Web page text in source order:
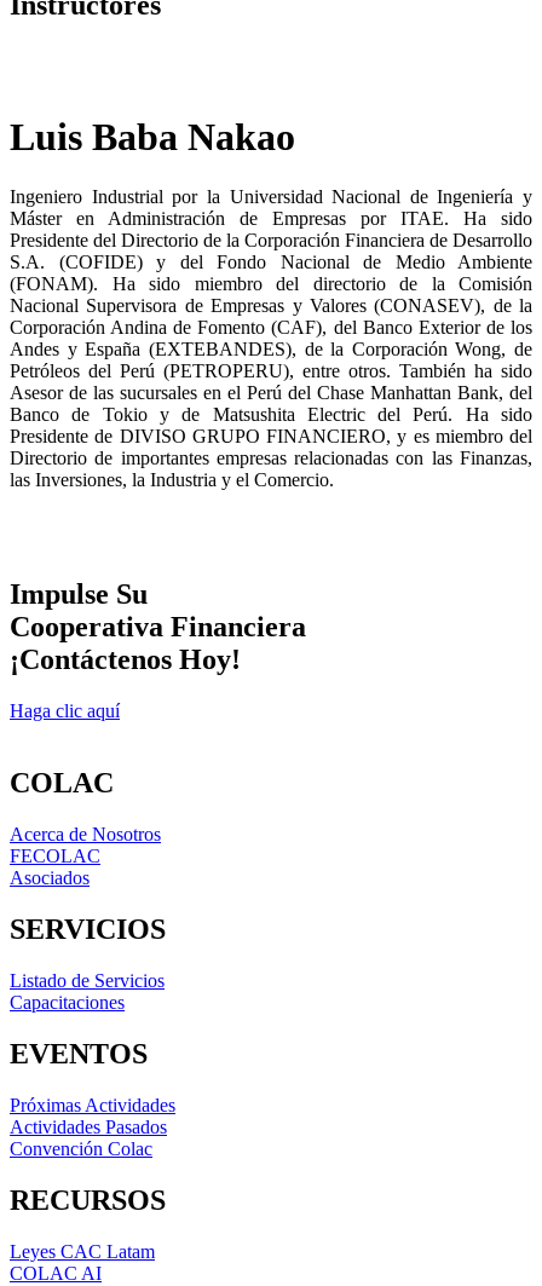
Luis Baba Nakao
Ingeniero Industrial por la Universidad Nacional de Ingeniería y
Máster en Administración de Empresas por ITAE. Ha sido
Presidente del Directorio de la Corporación Financiera de Desarrollo
S.A. (COFIDE) y del Fondo Nacional de Medio Ambiente
(FONAM). Ha sido miembro del directorio de la Comisión
Nacional Supervisora de Empresas y Valores (CONASEV), de la
Corporación Andina de Fomento (CAF), del Banco Exterior de los
Andes y España (EXTEBANDES), de la Corporación Wong, de
Petróleos del Perú (PETROPERU), entre otros. También ha sido
Asesor de las sucursales en el Perú del Chase Manhattan Bank, del
Banco de Tokio y de Matsushita Electric del Perú. Ha sido
Presidente de DIVISO GRUPO FINANCIERO, y es miembro del
Directorio de importantes empresas relacionadas con las Finanzas,
las Inversiones, la Industria y el Comercio.
Impulse Su
Cooperativa Financiera
¡Contáctenos Hoy!
Haga clic aquí
COLAC
Acerca de Nosotros
FECOLAC
Asociados
SERVICIOS
Listado de Servicios
Capacitaciones
EVENTOS
Próximas Actividades
Actividades Pasados
Convención Colac
RECURSOS
Leyes CAC Latam
COLAC AI